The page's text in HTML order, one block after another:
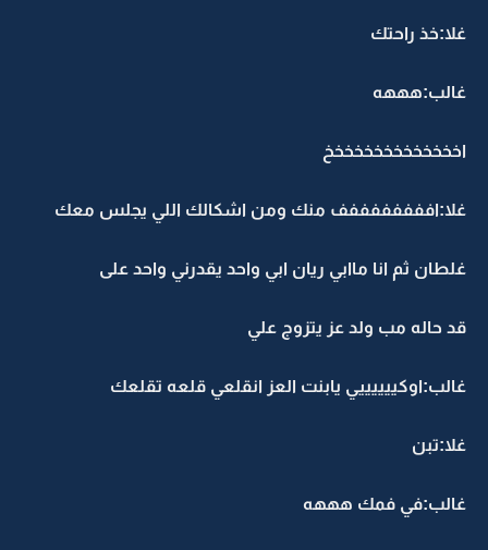
غلا:خذ راحتك
غالب:هههه
اخخخخخخخخخخخخخخ
غلا:اففففففففف منك ومن اشكالك اللي يجلس معك
غلطان ثم انا ماابي ريان ابي واحد يقدرني واحد على
قد حاله مب ولد عز يتزوج علي
غالب:اوكييييييي يابنت العز انقلعي قلعه تقلعك
غلا:تبن
غالب:في فمك هههه